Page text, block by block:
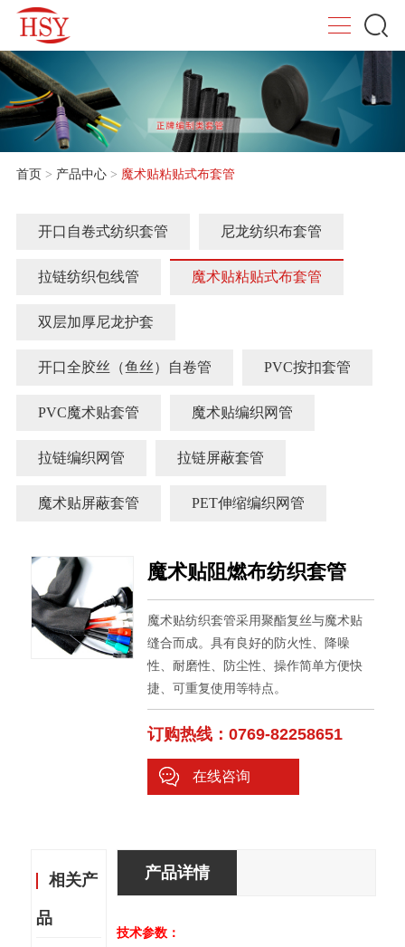
首页 > 产品中心> 魔术贴粘贴式布套管
开口自卷式纺织套管 尼龙纺织布套管
拉链纺织包线管 魔术贴粘贴式布套管
双层加厚尼龙护套
开口全胶丝（鱼丝）自卷管 PVC按扣套管
PVC魔术贴套管 魔术贴编织网管
拉链编织网管 拉链屏蔽套管
魔术贴屏蔽套管 PET伸缩编织网管
魔术贴阻燃布纺织套管
魔术贴纺织套管采用聚酯复丝与魔术贴
缝合而成。具有良好的防火性、降噪
性、耐磨性、防尘性、操作简单方便快
捷、可重复使用等特点。
订购热线：0769-82258651
在线咨询
相关产
品
产品详情
技术参数：